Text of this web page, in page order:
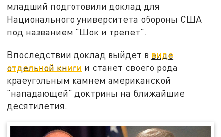
младший подготовили доклад для
Национального университета обороны США
под названием "Шок и трепет".
Впоследствии доклад выйдет в виде
отдельной книги и станет своего рода
краеугольным камнем американской
"нападающей" доктрины на ближайшие
десятилетия.